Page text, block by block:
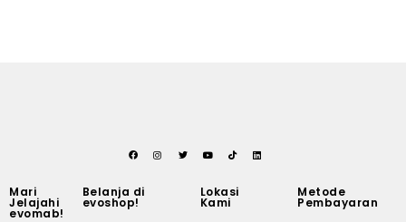
Mari
Jelajahi
evomab!
Belanja di
evoshop!
Lokasi
Kami
Metode
Pembayaran